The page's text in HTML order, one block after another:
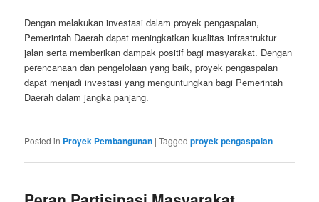
Dengan melakukan investasi dalam proyek pengaspalan,
Pemerintah Daerah dapat meningkatkan kualitas infrastruktur
jalan serta memberikan dampak positif bagi masyarakat. Dengan
perencanaan dan pengelolaan yang baik, proyek pengaspalan
dapat menjadi investasi yang menguntungkan bagi Pemerintah
Daerah dalam jangka panjang.
Posted in Proyek Pembangunan |Tagged proyek pengaspalan